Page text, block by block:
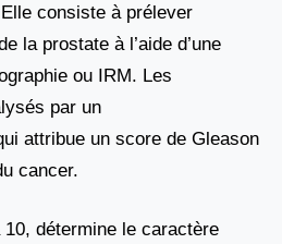
consiste à prélever
la prostate à l’aide d’une
ou IRM. Les
par un
attribue un score de Gleason
cancer.
détermine le caractère